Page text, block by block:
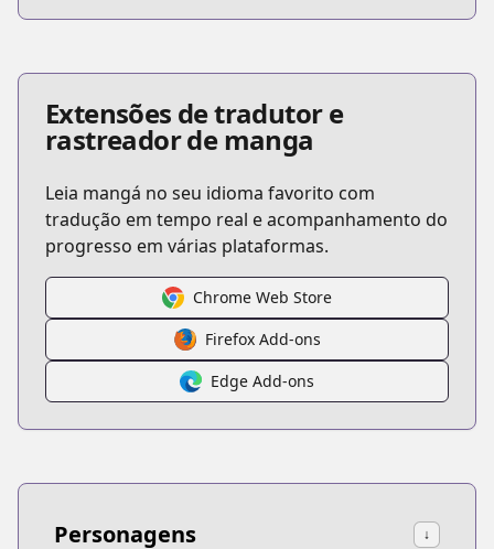
Extensões de tradutor e
rastreador de manga
Leia mangá no seu idioma favorito com
tradução em tempo real e acompanhamento do
progresso em várias plataformas.
Chrome Web Store
Firefox Add-ons
Edge Add-ons
Personagens ↓